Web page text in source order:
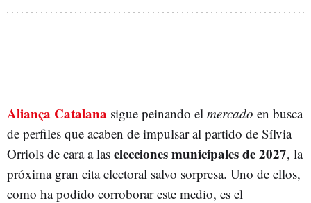
Aliança Catalana sigue peinando el mercado en busca
de perfiles que acaben de impulsar al partido de Sílvia
Orriols de cara a las elecciones municipales de 2027, la
próxima gran cita electoral salvo sorpresa. Uno de ellos,
como ha podido corroborar este medio, es el